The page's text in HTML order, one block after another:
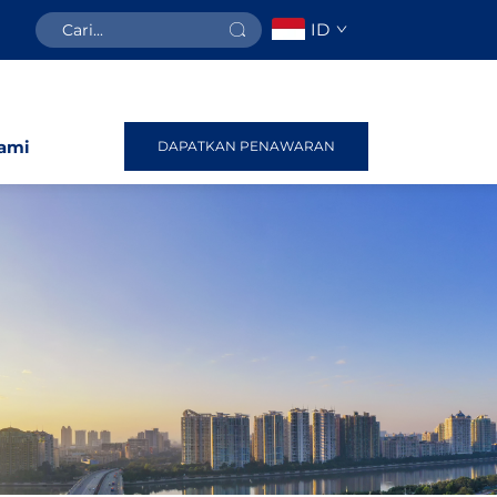
ID
DAPATKAN PENAWARAN